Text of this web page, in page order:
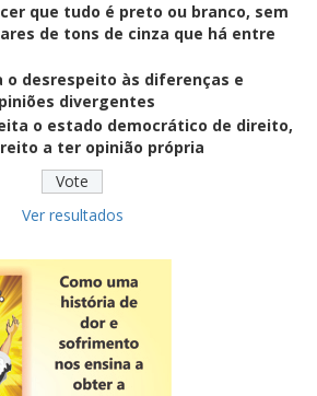
Patrus Ananias como candidato
de Minas Gerais
pré-selecionados têm até terça
complementar informações
alfanumérico começa a ser emitido
sexta
que tudo é preto ou branco, sem
de tons de cinza que há entre
o desrespeito às diferenças e
divergentes
o estado democrático de direito,
a ter opinião própria
Ver resultados